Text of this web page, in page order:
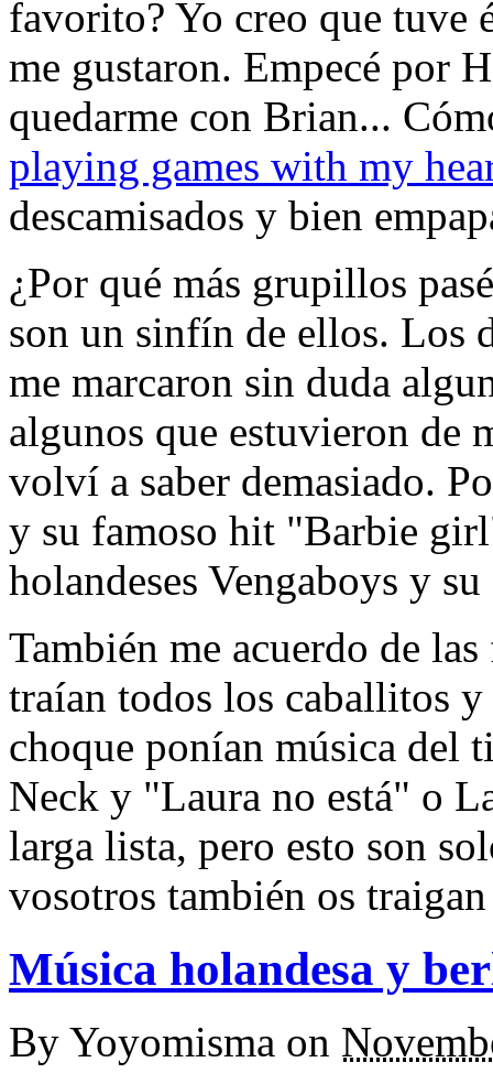
favorito? Yo creo que tuve
me gustaron. Empecé por
quedarme con Brian...
playing games with my
descamisados y bien
¿Por qué más grupillos
son un sinfín de ellos. Los
me marcaron sin duda
algunos que estuvieron de
volví a saber demasiado.
y su famoso hit "Barbie
holandeses Vengaboys y
También me acuerdo de
traían todos los caballitos y
choque ponían música del
Neck y "Laura no está" o
larga lista, pero esto son
vosotros también os
Música holandesa y
By Yoyomisma on